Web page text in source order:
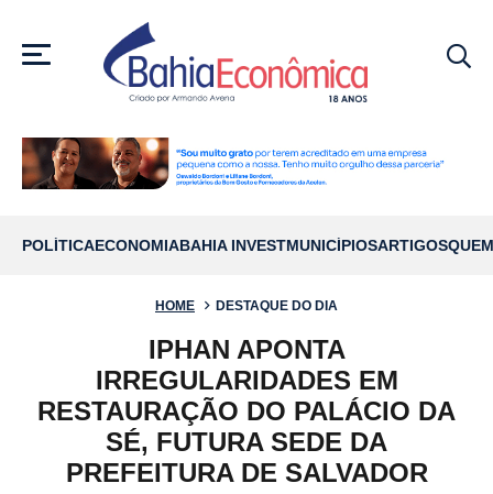
MENU
POLÍTICAECONOMIABAHIA INVESTMUNICÍPIOSARTIGOS
HOME DESTAQUE DO DIA
IPHAN APONTA
IRREGULARIDADES EM
RESTAURAÇÃO DO PALÁCIO DA
SÉ, FUTURA SEDE DA
PREFEITURA DE SALVADOR